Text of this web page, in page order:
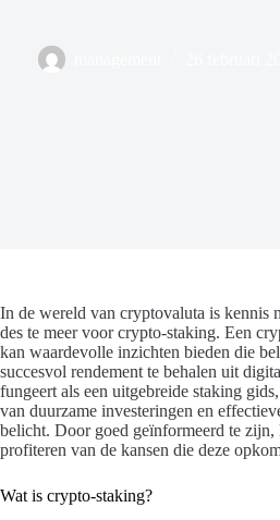
In de wereld van cryptovaluta is kennis
des te meer voor crypto-staking. Een
kan waardevolle inzichten bieden die
succesvol rendement te behalen uit
fungeert als een uitgebreide staking
van duurzame investeringen en
belicht. Door goed geïnformeerd te zijn,
profiteren van de kansen die deze
Wat is crypto-staking?